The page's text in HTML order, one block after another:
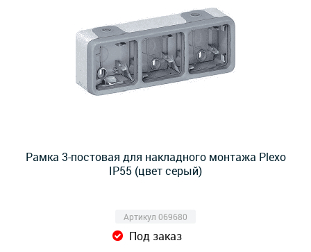
Рамка 3-постовая для накладного монтажа Plexo
IP55 (цвет серый)
Артикул 069680
Под заказ